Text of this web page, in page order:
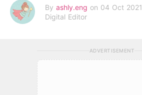
By ashly.eng on 04 Oct 2021
Digital Editor
ADVERTISEMENT